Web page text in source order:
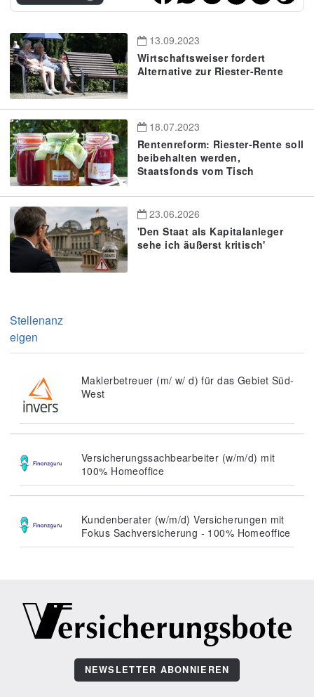
13.09.2023
Wirtschaftsweiser fordert
Alternative zur Riester-Rente
18.07.2023
Rentenreform: Riester-Rente soll
beibehalten werden,
Staatsfonds vom Tisch
23.06.2026
'Den Staat als Kapitalanleger
sehe ich äußerst kritisch'
Stellenanz
eigen
Maklerbetreuer (m/ w/ d) für das Gebiet Süd-
West
Versicherungssachbearbeiter (w/m/d) mit
100% Homeoffice
Kundenberater (w/m/d) Versicherungen mit
Fokus Sachversicherung - 100% Homeoffice
NEWSLETTER ABONNIEREN